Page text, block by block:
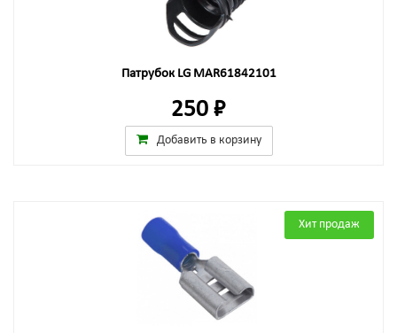
Патрубок LG MAR61842101
250 ₽
Добавить в корзину
Хит продаж